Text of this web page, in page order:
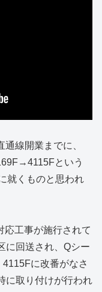
線開業までに、
という
就くものと思われ
応工事が施行されて
に回送され、Qシー
に改番がなさ
に取り付けが行われ